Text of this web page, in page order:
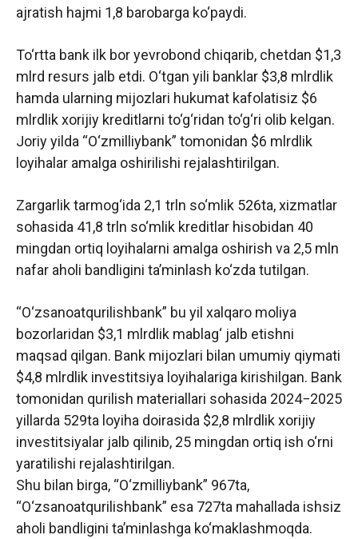
ajratish hajmi 1,8 barobarga ko‘paydi.
To‘rtta bank ilk bor yevrobond chiqarib, chetdan $1,3
mlrd resurs jalb etdi. O‘tgan yili banklar $3,8 mlrdlik
hamda ularning mijozlari hukumat kafolatisiz $6
mlrdlik xorijiy kreditlarni to‘g‘ridan to‘g‘ri olib kelgan.
Joriy yilda “O‘zmilliybank” tomonidan $6 mlrdlik
loyihalar amalga oshirilishi rejalashtirilgan.
Zargarlik tarmog‘ida 2,1 trln so‘mlik 526ta, xizmatlar
sohasida 41,8 trln so‘mlik kreditlar hisobidan 40
mingdan ortiq loyihalarni amalga oshirish va 2,5 mln
nafar aholi bandligini ta’minlash ko‘zda tutilgan.
“O‘zsanoatqurilishbank” bu yil xalqaro moliya
bozorlaridan $3,1 mlrdlik mablag‘ jalb etishni
maqsad qilgan. Bank mijozlari bilan umumiy qiymati
$4,8 mlrdlik investitsiya loyihalariga kirishilgan. Bank
tomonidan qurilish materiallari sohasida 2024−2025
yillarda 529ta loyiha doirasida $2,8 mlrdlik xorijiy
investitsiyalar jalb qilinib, 25 mingdan ortiq ish o‘rni
yaratilishi rejalashtirilgan.
Shu bilan birga, “O‘zmilliybank” 967ta,
“O‘zsanoatqurilishbank” esa 727ta mahallada ishsiz
aholi bandligini ta’minlashga ko‘maklashmoqda.